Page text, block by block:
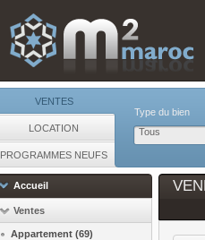
VENTES
LOCATION
PROGRAMMES NEUFS
Type du bien
Tous
Accueil
Ventes
Appartement (69)